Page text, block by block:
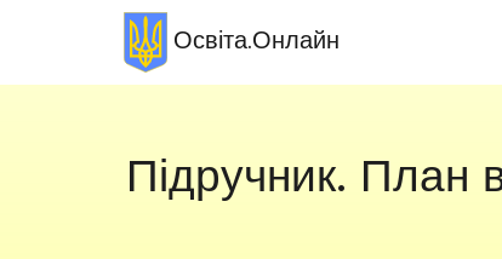
Освіта.Онлайн
Підручник. План